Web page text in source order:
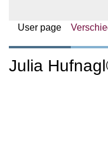
User page
Julia Hufnagl